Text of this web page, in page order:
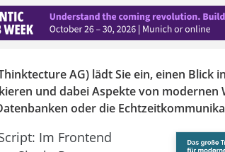
AG) lädt Sie ein, einen Blick
und dabei Aspekte von modernen
oder die
Im Frontend